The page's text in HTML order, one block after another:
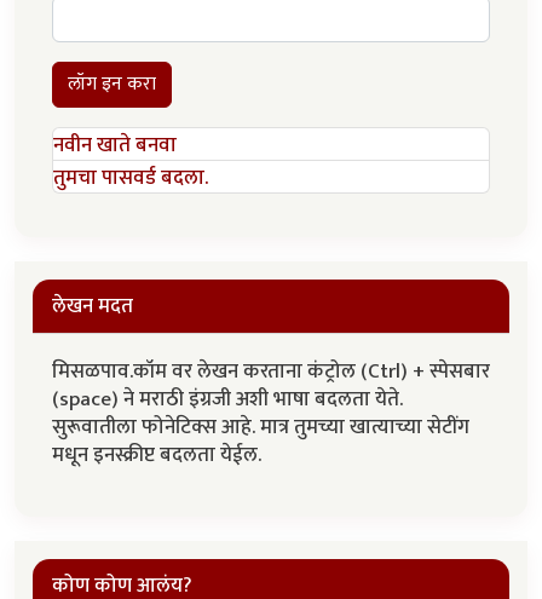
लॉग इन करा
नवीन खाते बनवा
तुमचा पासवर्ड बदला.
लेखन मदत
मिसळपाव.कॉम वर लेखन करताना कंट्रोल (Ctrl) + स्पेसबार
(space) ने मराठी इंग्रजी अशी भाषा बदलता येते.
सुरूवातीला फोनेटिक्स आहे. मात्र तुमच्या खात्याच्या सेटींग
मधून इनस्क्रीप्ट बदलता येईल.
कोण कोण आलंय?